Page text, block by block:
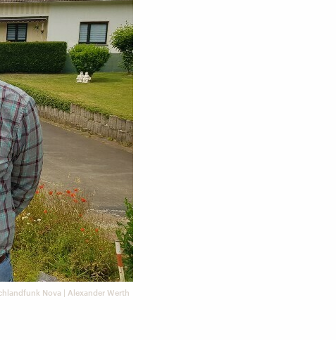
Nova | Alexander Werth